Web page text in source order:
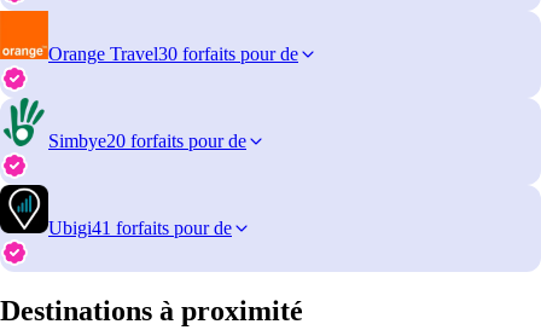
Orange Travel30 forfaits pour de
Simbye20 forfaits pour de
Ubigi41 forfaits pour de
Destinations à proximité